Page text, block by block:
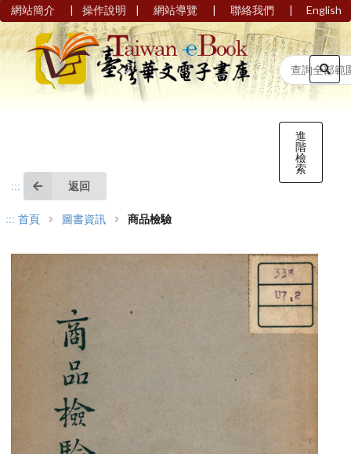
網站簡介 | 操作說明 | 網站導覽 | 聯絡我們 | English
進
階
檢
索
::: 返回
::: 首頁 圖書資訊 商品檢驗